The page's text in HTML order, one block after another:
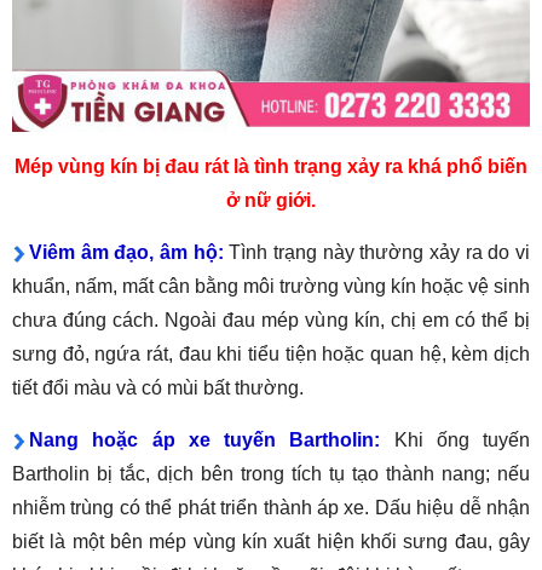
Mép vùng kín bị đau rát là tình trạng xảy ra khá phổ biến
ở nữ giới.
Viêm âm đạo, âm hộ: Tình trạng này thường xảy ra do vi
khuẩn, nấm, mất cân bằng môi trường vùng kín hoặc vệ sinh
chưa đúng cách. Ngoài đau mép vùng kín, chị em có thể bị
sưng đỏ, ngứa rát, đau khi tiểu tiện hoặc quan hệ, kèm dịch
tiết đổi màu và có mùi bất thường.
Nang hoặc áp xe tuyến Bartholin: Khi ống tuyến
Bartholin bị tắc, dịch bên trong tích tụ tạo thành nang; nếu
nhiễm trùng có thể phát triển thành áp xe. Dấu hiệu dễ nhận
biết là một bên mép vùng kín xuất hiện khối sưng đau, gây